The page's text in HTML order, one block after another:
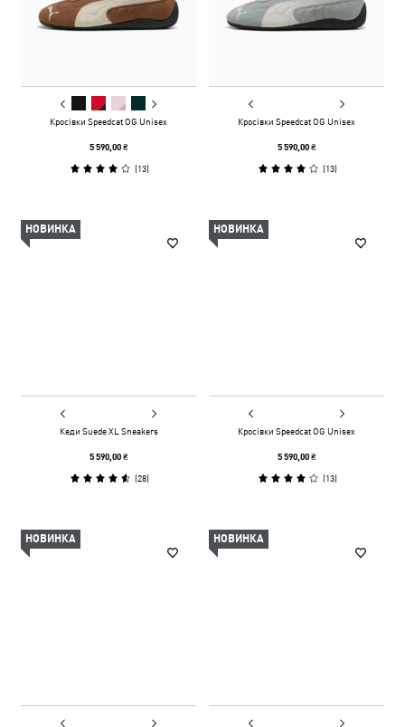
Кросівки Speedcat OG Unisex
5 590,00 ₴
(13)
Кросівки Speedcat OG Unisex
5 590,00 ₴
(13)
НОВИНКА
Кеди Suede XL Sneakers
5 590,00 ₴
(28)
НОВИНКА
Кросівки Speedcat OG Unisex
5 590,00 ₴
(13)
НОВИНКА НОВИНКА